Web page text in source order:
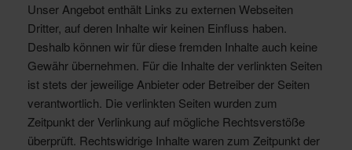
Unser Angebot enthält Links zu externen Webseiten
Dritter, auf deren Inhalte wir keinen Einfluss haben.
Deshalb können wir für diese fremden Inhalte auch keine
Gewähr übernehmen. Für die Inhalte der verlinkten Seiten
ist stets der jeweilige Anbieter oder Betreiber der Seiten
verantwortlich. Die verlinkten Seiten wurden zum
Zeitpunkt der Verlinkung auf mögliche Rechtsverstöße
überprüft. Rechtswidrige Inhalte waren zum Zeitpunkt der